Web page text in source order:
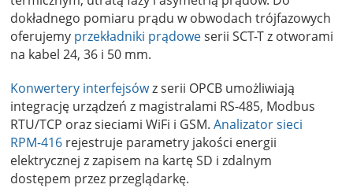
dokładnego pomiaru prądu w obwodach trójfazowych
oferujemy przekładniki prądoweserii SCT-T z otworami
na kabel 24, 36 i 50 mm.
Konwertery interfejsówz serii OPCB umożliwiają
integrację urządzeń z magistralami RS-485, Modbus
RTU/TCP oraz sieciami WiFi i GSM. Analizator sieci
RPM-416 rejestruje parametry jakości energii
elektrycznej z zapisem na kartę SD i zdalnym
dostępem przez przeglądarkę.